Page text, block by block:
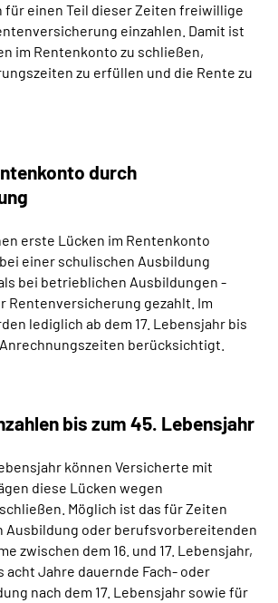
für einen Teil dieser Zeiten freiwillige
einzahlen. Damit ist
im Rentenkonto zu schließen,
zu erfüllen und die Rente zu
durch
erste Lücken im Rentenkonto
einer schulischen Ausbildung
bei betrieblichen Ausbildungen -
Rentenversicherung gezahlt. Im
lediglich ab dem 17. Lebensjahr bis
berücksichtigt.
bis zum 45. Lebensjahr
können Versicherte mit
diese Lücken wegen
Möglich ist das für Zeiten
Ausbildung oder berufsvorbereitenden
zwischen dem 16. und 17. Lebensjahr,
acht Jahre dauernde Fach- oder
nach dem 17. Lebensjahr sowie für